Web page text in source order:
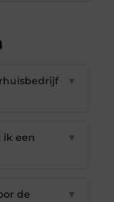
▼
ik een
▼
de
▼